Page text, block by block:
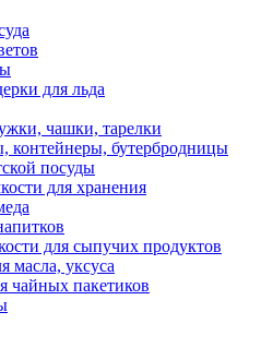
для льда
чашки, тарелки
контейнеры, бутербродницы
посуды
для хранения
для сыпучих продуктов
масла, уксуса
чайных пакетиков